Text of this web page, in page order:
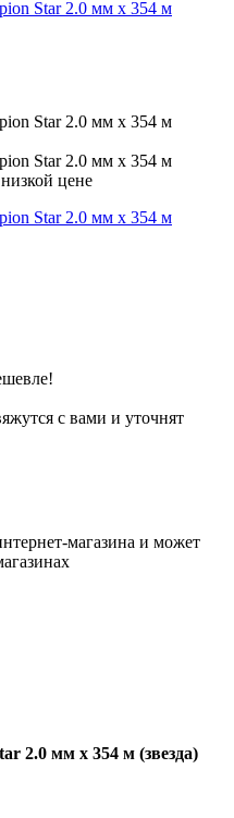
с вами и уточнят
магазина и может
2.0 мм х 354 м (звезда)